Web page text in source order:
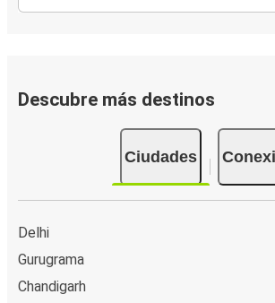
Descubre más destinos
Ciudades
Delhi
Gurugrama
Chandigarh